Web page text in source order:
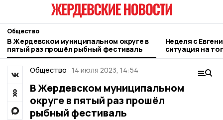
Общество
В Жердевском муниципальном округе в
пятый раз прошёл рыбный фестиваль
Неделя с
ситуация на
городе и
Общество 14 июля 2023, 14:54
В Жердевском муниципальном
округе в пятый раз прошёл
рыбный фестиваль